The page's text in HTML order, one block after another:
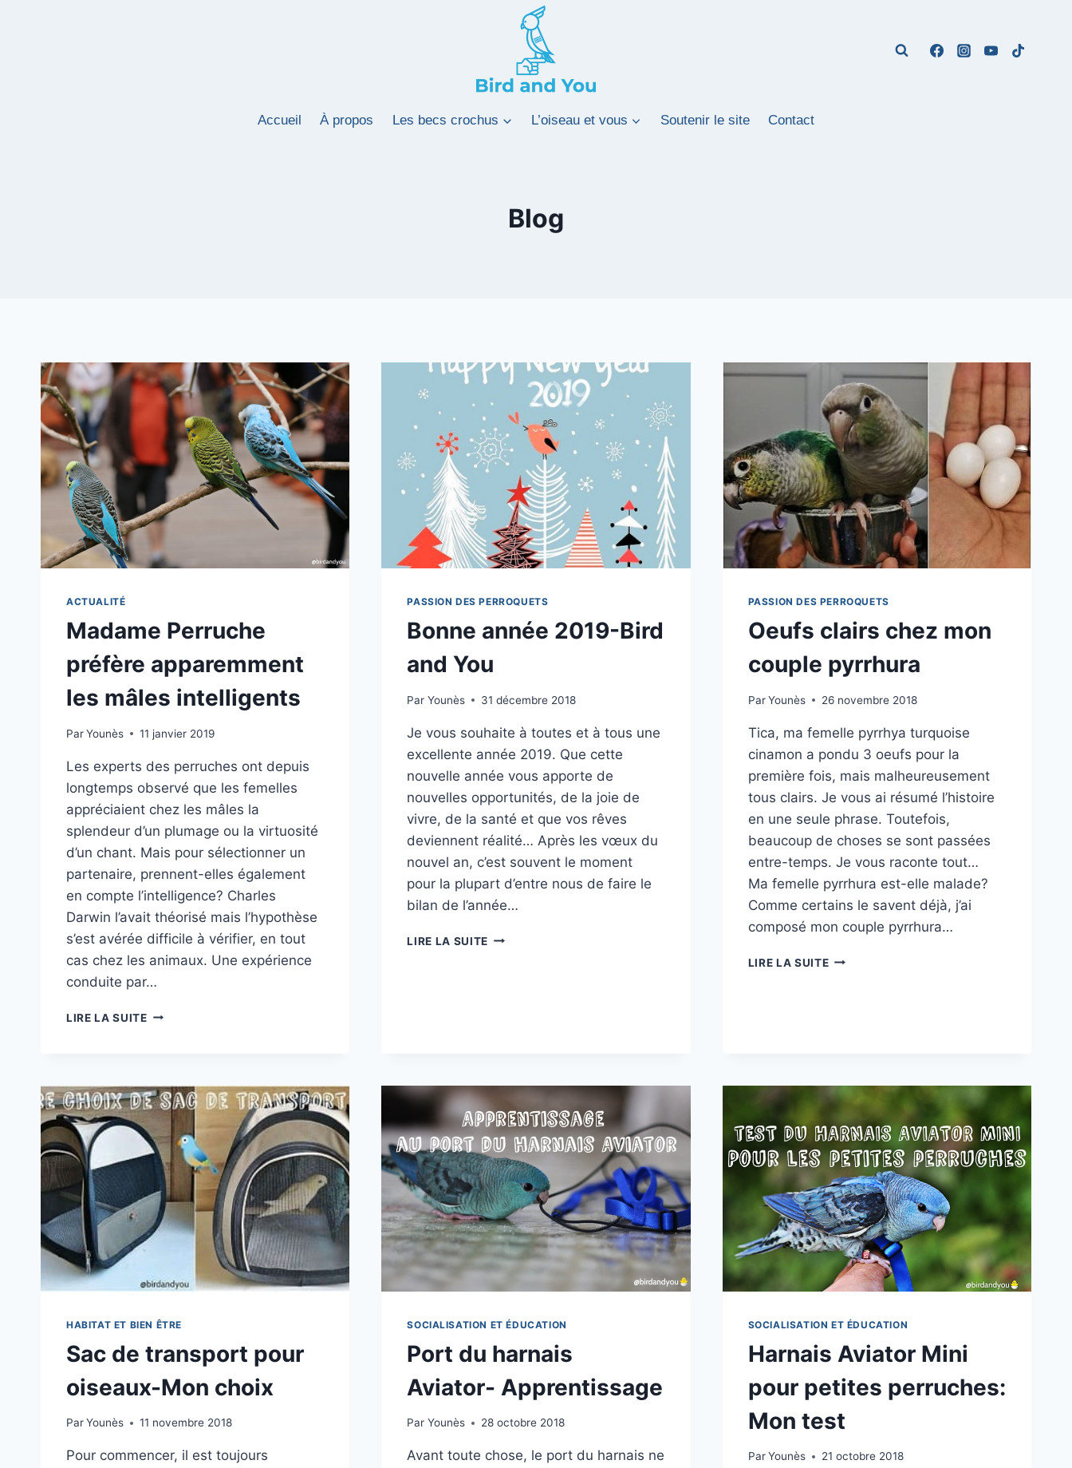
Accueil À propos Les becs crochus L’oiseau et vous Soutenir le site Contact
Blog
ACTUALITÉ
Madame Perruche
préfère apparemment
les mâles intelligents
ParYounès 11 janvier 2019
Les experts des perruches ont depuis
longtemps observé que les femelles
appréciaient chez les mâles la
splendeur d’un plumage ou la virtuosité
d’un chant. Mais pour sélectionner un
partenaire, prennent-elles également
en compte l’intelligence? Charles
Darwin l’avait théorisé mais l’hypothèse
s’est avérée difficile à vérifier, en tout
cas chez les animaux. Une expérience
conduite par…
LIRE LA SUITEMADAME
MÂLES
INTELLIGENTS
PASSION DES PERROQUETS
Bonne année 2019-Bird
and You
Par Younès 31 décembre 2018
Je vous souhaite à toutes et à tous une
excellente année 2019. Que cette
nouvelle année vous apporte de
nouvelles opportunités, de la joie de
vivre, de la santé et que vos rêves
deviennent réalité… Après les vœux du
nouvel an, c’est souvent le moment
pour la plupart d’entre nous de faire le
bilan de l’année…
LIRE LA SUITE BONNE
PASSION DES PERROQUETS
Oeufs clairs chez mon
couple pyrrhura
Par Younès 26 novembre 2018
Tica, ma femelle pyrrhya turquoise
cinamon a pondu 3 oeufs pour la
première fois, mais malheureusement
tous clairs. Je vous ai résumé l’histoire
en une seule phrase. Toutefois,
beaucoup de choses se sont passées
entre-temps. Je vous raconte tout…
Ma femelle pyrrhura est-elle malade?
Comme certains le savent déjà, j’ai
composé mon couple pyrrhura…
LIRE LA SUITEOEUFS
HABITAT ET BIEN ÊTRE
Sac de transport pour
oiseaux-Mon choix
ParYounès 11 novembre 2018
Pour commencer, il est toujours
SOCIALISATION ET ÉDUCATION
Port du harnais
Aviator- Apprentissage
Par Younès 28 octobre 2018
Avant toute chose, le port du harnais ne
SOCIALISATION ET ÉDUCATION
Harnais Aviator Mini
pour petites perruches:
Mon test
Par Younès 21 octobre 2018